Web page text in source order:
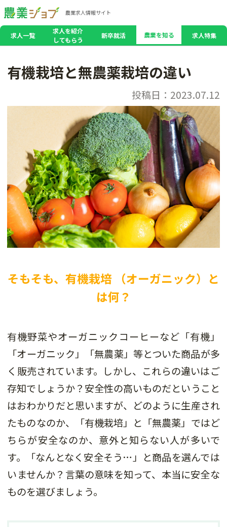
農業求人情報サイト
求人一覧
求人を紹介
してもらう
新卒就活 農業を知る 求人特集
有機栽培と無農薬栽培の違い
投稿日：2023.07.12
そもそも、有機栽培 （オーガニック）と
は何？
有機野菜やオーガニックコーヒーなど「有機」
「オーガニック」「無農薬」等とついた商品が多
く販売されています。しかし、これらの違いはご
存知でしょうか？安全性の高いものだということ
はおわかりだと思いますが、どのように生産され
たものなのか、「有機栽培」と「無農薬」ではど
ちらが安全なのか、意外と知らない人が多いで
す。「なんとなく安全そう…」と商品を選んでは
いませんか？言葉の意味を知って、本当に安全な
ものを選びましょう。